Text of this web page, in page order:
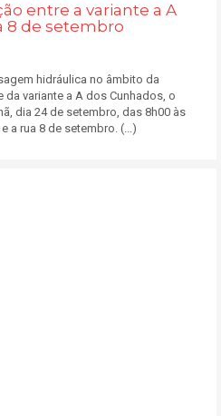
entre a variante a A
8 de setembro
hidráulica no âmbito da
variante a A dos Cunhados, o
dia 24 de setembro, das 8h00 às
a rua 8 de setembro. (...)